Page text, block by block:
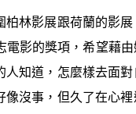
柏林影展跟荷蘭的影
電影的獎項，希望藉
知道，怎麼樣去面對
沒事，但久了在心